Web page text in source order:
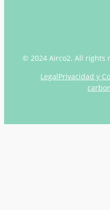
© 2024 Airco2. All rights
LegalPrivacidad y